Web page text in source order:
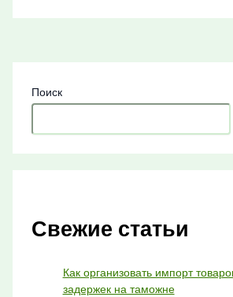
Поиск
Свежие статьи
Как организовать импорт
задержек на таможне